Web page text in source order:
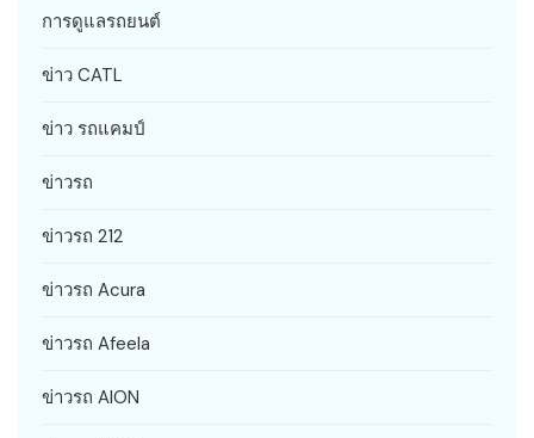
การดูแลรถยนต์
ข่าว CATL
ข่าว รถแคมป์
ข่าวรถ
ข่าวรถ 212
ข่าวรถ Acura
ข่าวรถ Afeela
ข่าวรถ AION